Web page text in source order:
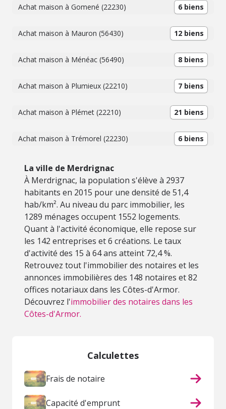
Achat maison à Gomené (22230) 6 biens
Achat maison à Mauron (56430) 12 biens
Achat maison à Ménéac (56490) 8 biens
Achat maison à Plumieux (22210) 7 biens
Achat maison à Plémet (22210) 21 biens
Achat maison à Trémorel (22230) 6 biens
La ville de Merdrignac
À Merdrignac, la population s'élève à 2937
habitants en 2015 pour une densité de 51,4
hab/km². Au niveau du parc immobilier, les
1289 ménages occupent 1552 logements.
Quant à l'activité économique, elle repose sur
les 142 entreprises et 6 créations. Le taux
d'activité des 15 à 64 ans atteint 72,4 %.
Retrouvez tout l'immobilier des notaires et les
annonces immobilières des 148 notaires et 82
offices notariaux dans les Côtes-d'Armor.
Découvrez l'immobilier des notaires dans les
Côtes-d'Armor.
Calculettes
Frais de notaire
Capacité d'emprunt